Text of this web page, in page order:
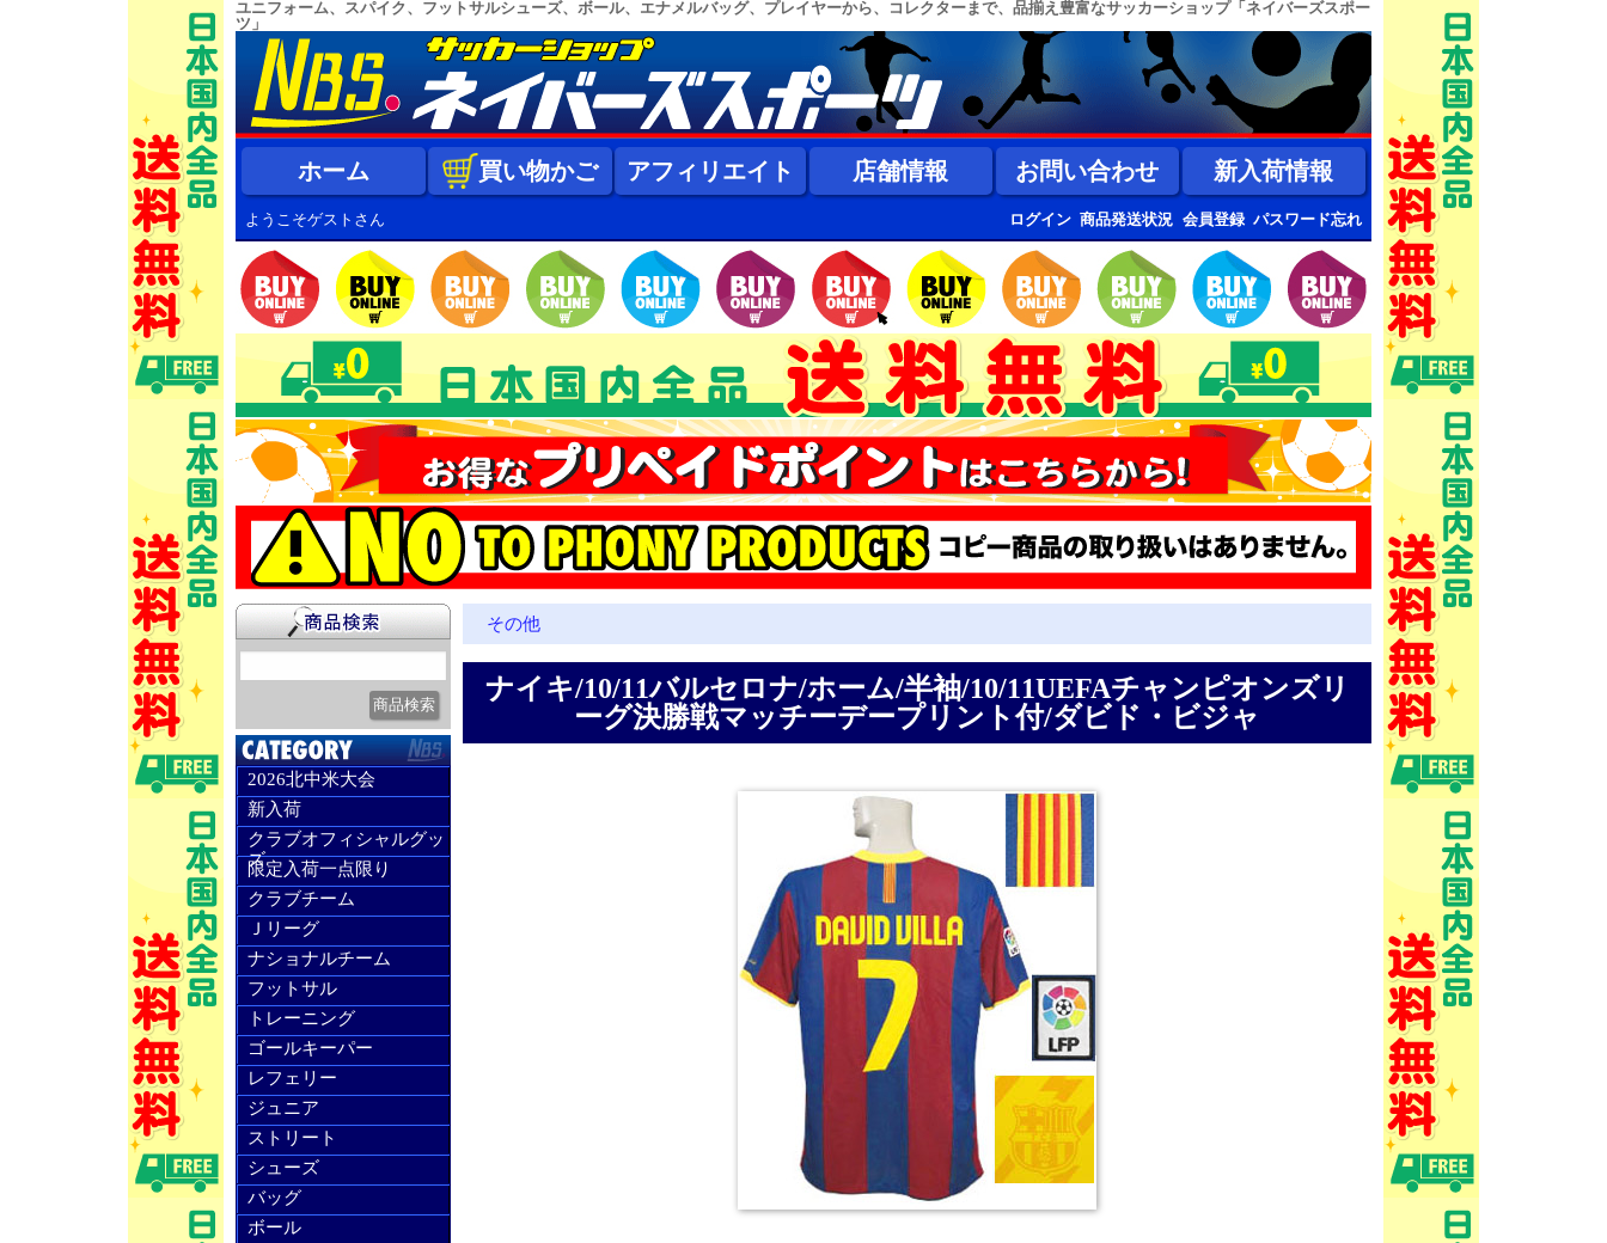
ユニフォーム、スパイク、フットサルシューズ、ボール、エナメルバッグ、プレイヤーから、コレクターまで、品揃え豊富なサッカーショップ「ネイバーズスポー
ツ」
ホーム 買い物かご アフィリエイト 店舗情報 お問い合わせ 新入荷情報
ようこそゲストさん ログイン 商品発送状況 会員登録 パスワード忘れ
2026北中米大会
新入荷
クラブオフィシャルグッ
ズ
限定入荷一点限り
クラブチーム
Ｊリーグ
ナショナルチーム
フットサル
トレーニング
ゴールキーパー
レフェリー
ジュニア
ストリート
シューズ
バッグ
ボール
その他
ナイキ/10/11バルセロナ/ホーム/半袖/10/11UEFAチャンピオンズリ
ーグ決勝戦マッチーデープリント付/ダビド・ビジャ